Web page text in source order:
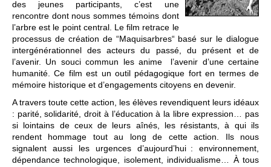
des jeunes participants, c’est une
rencontre dont nous sommes témoins dont
l’arbre est le point central. Le film retrace le
processus de création de “Maquisarbres“ basé sur le dialogue
intergénérationnel des acteurs du passé, du présent et de
l’avenir. Un souci commun les anime l’avenir d’une certaine
humanité. Ce film est un outil pédagogique fort en termes de
mémoire historique et d’engagements citoyens en devenir.
A travers toute cette action, les élèves revendiquent leurs idéaux
: parité, solidarité, droit à l’éducation à la libre expression… pas
si lointains de ceux de leurs aînés, les résistants, à qui ils
rendent hommage tout au long de cette action. Ils nous
signalent aussi les urgences d’aujourd’hui : environnement,
dépendance technologique, isolement, individualisme… À tous